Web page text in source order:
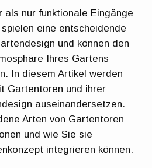
als nur funktionale Eingänge
eine entscheidende
und können den
Ihres Gartens
In diesem Artikel werden
Gartentoren und ihrer
auseinandersetzen.
Arten von Gartentoren
und wie Sie sie
integrieren können.